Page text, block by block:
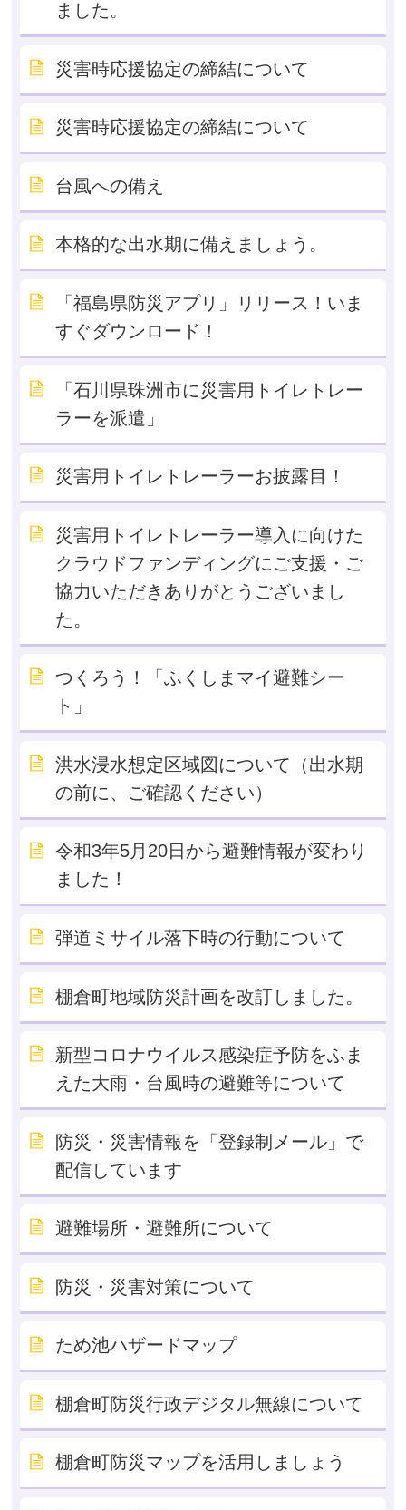
ました。
災害時応援協定の締結について
災害時応援協定の締結について
台風への備え
本格的な出水期に備えましょう。
「福島県防災アプリ」リリース！いま
すぐダウンロード！
「石川県珠洲市に災害用トイレトレー
ラーを派遣」
災害用トイレトレーラーお披露目！
災害用トイレトレーラー導入に向けた
クラウドファンディングにご支援・ご
協力いただきありがとうございまし
た。
つくろう！「ふくしまマイ避難シー
ト」
洪水浸水想定区域図について（出水期
の前に、ご確認ください）
令和3年5月20日から避難情報が変わり
ました！
弾道ミサイル落下時の行動について
棚倉町地域防災計画を改訂しました。
新型コロナウイルス感染症予防をふま
えた大雨・台風時の避難等について
防災・災害情報を「登録制メール」で
配信しています
避難場所・避難所について
防災・災害対策について
ため池ハザードマップ
棚倉町防災行政デジタル無線について
棚倉町防災マップを活用しましょう